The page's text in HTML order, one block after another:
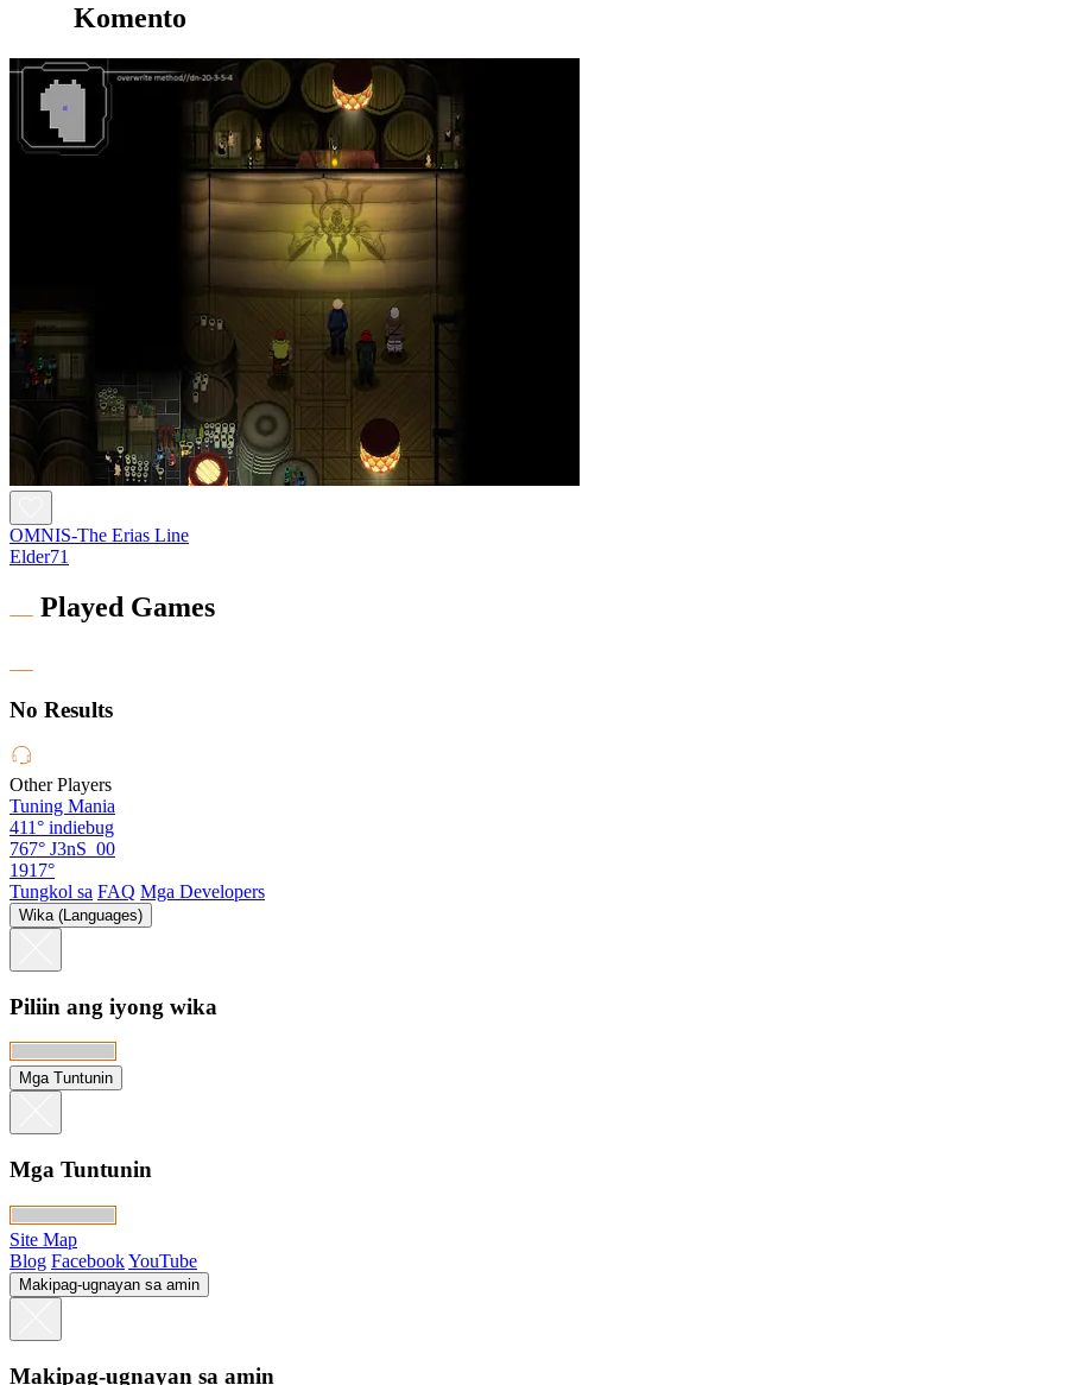
Komento
OMNIS-The Erias Line
Elder71
Played Games
No Results
Other Players
Tuning Mania
411° indiebug
767° J3nS_00
1917°
Tungkol sa FAQ Mga Developers
Wika (Languages)
Piliin ang iyong wika
Mga Tuntunin
Mga Tuntunin
Site Map
Blog FacebookYouTube
Makipag-ugnayan sa amin
Makipag-ugnayan sa amin